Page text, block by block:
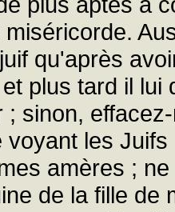
qu'après
plus tard il
; sinon,
voyant les
amères ;
de la fille de